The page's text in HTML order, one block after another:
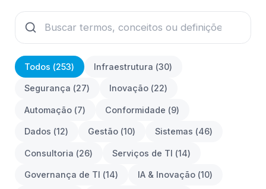
Todos (253) Infraestrutura (30)
Segurança (27) Inovação (22)
Automação (7) Conformidade (9)
Dados (12) Gestão (10) Sistemas (46)
Consultoria (26) Serviços de TI (14)
Governança de TI (14) IA & Inovação (10)